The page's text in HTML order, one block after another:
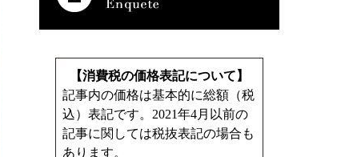
【消費税の価格表記について】
記事内の価格は基本的に総額（税
込）表記です。2021年4月以前の
記事に関しては税抜表記の場合も
あります。